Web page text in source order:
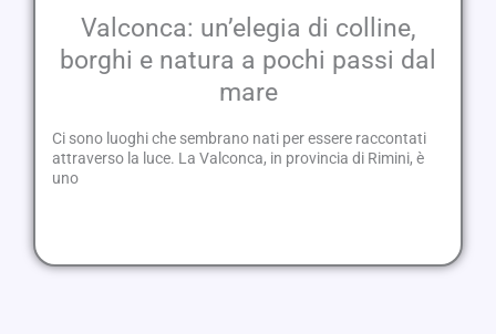
Valconca: un’elegia di colline,
borghi e natura a pochi passi dal
mare
Ci sono luoghi che sembrano nati per essere raccontati
attraverso la luce. La Valconca, in provincia di Rimini, è
uno